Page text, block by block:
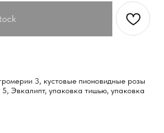
3, кустовые пионовидные розы
Эвкалипт, упаковка тишью, упаковка